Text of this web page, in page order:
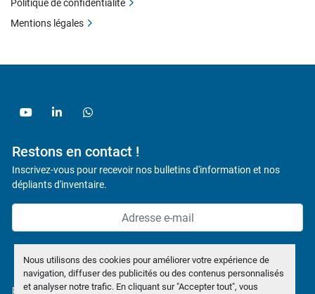
Nous utilisons des cookies pour améliorer votre expérience de
navigation, diffuser des publicités ou des contenus personnalisés
et analyser notre trafic. En cliquant sur "Accepter tout", vous
youtubelinkedinwhatsapp
Restons en contact !
Inscrivez-vous pour recevoir nos bulletins d'information et nos
dépliants d'inventaire.
politique de confidentialité
Politique de confidentialité
Mentions légales